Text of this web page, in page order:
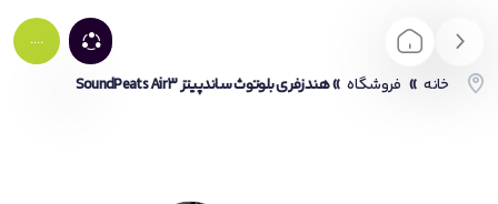
....
خانه » فروشگاه »هندزفری بلوتوث ساندپیتز SoundPeats Air3